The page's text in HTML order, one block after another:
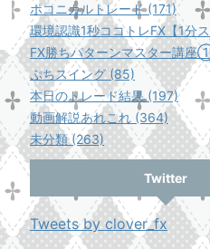
ポコニカルトレード (171)
環境認識1秒ココトレFX【1分
FX勝ちパターンマスター
ぷちスイング (85)
本日のトレード結果 (197)
動画解説あれこれ (364)
未分類 (263)
Twitter
Tweets by clover_fx